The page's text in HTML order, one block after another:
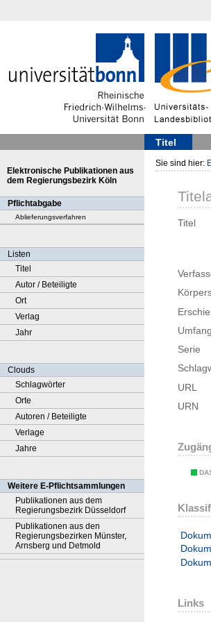
Titel
Elektronische Publikationen aus
dem Regierungsbezirk Köln
Pflichtabgabe
Ablieferungsverfahren
Listen
Titel
Autor / Beteiligte
Ort
Verlag
Jahr
Clouds
Schlagwörter
Orte
Autoren / Beteiligte
Verlage
Jahre
Weitere E-Pflichtsammlungen
Publikationen aus dem
Regierungsbezirk Düsseldorf
Publikationen aus den
Regierungsbezirken Münster,
Arnsberg und Detmold
Sie sind hier:
Titel
Umfang
Serie
URL
URN
Links